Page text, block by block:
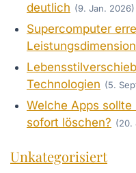
deutlich (9. Jan. 2026)
Supercomputer
Technologien (5.
Welche Apps
sofort löschen? (20.
Unkategorisiert